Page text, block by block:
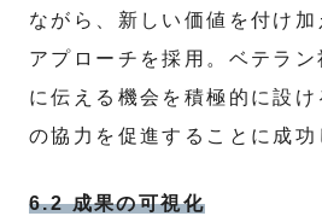
ながら、新しい価値を付け加
アプローチを採用。ベテラ
に伝える機会を積極的に設け
の協力を促進することに成功
6.2 成果の可視化